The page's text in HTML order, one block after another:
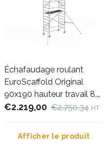
Échafaudage roulant
EuroScaffold Original
90x190 hauteur travail 8,2
m
€2.219,00 €2.750,34 HT
Afficher le produit